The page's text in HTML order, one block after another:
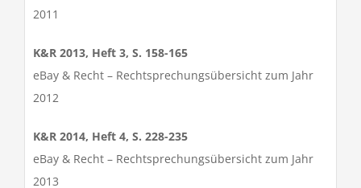
2011
K&R 2013, Heft 3, S. 158-165
eBay & Recht – Rechtsprechungsübersicht zum Jahr
2012
K&R 2014, Heft 4, S. 228-235
eBay & Recht – Rechtsprechungsübersicht zum Jahr
2013